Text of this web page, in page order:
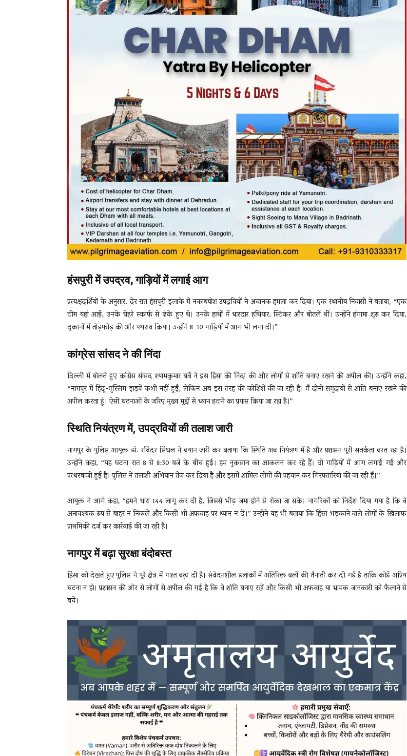
हंसपुरी में उपद्रव, गाड़ियों में लगाई आग
प्रत्यक्षदर्शियों के अनुसार, देर रात हंसपुरी इलाके में नकाबपोश उपद्रवियों ने अचानक हमला कर दिया। एक स्थानीय निवासी ने बताया, “एक
टीम यहां आई, उनके चेहरे स्कार्फ से ढंके हुए थे। उनके हाथों में धारदार हथियार, स्टिकर और बोतलें थीं। उन्होंने हंगामा शुरू कर दिया,
दुकानों में तोड़फोड़ की और पथराव किया। उन्होंने 8-10 गाड़ियों में आग भी लगा दी।”
कांग्रेस सांसद ने की निंदा
दिल्ली में बोलते हुए कांग्रेस सांसद श्यामकुमार बर्वे ने इस हिंसा की निंदा की और लोगों से शांति बनाए रखने की अपील की। उन्होंने कहा,
“नागपुर में हिंदू-मुस्लिम झड़पें कभी नहीं हुईं, लेकिन अब इस तरह की कोशिशें की जा रही हैं। मैं दोनों समुदायों से शांति बनाए रखने की
अपील करता हूं। ऐसी घटनाओं के जरिए मुख्य मुद्दों से ध्यान हटाने का प्रयास किया जा रहा है।”
स्थिति नियंत्रण में, उपद्रवियों की तलाश जारी
नागपुर के पुलिस आयुक्त डॉ. रविंदर सिंघल ने बयान जारी कर बताया कि स्थिति अब नियंत्रण में है और प्रशासन पूरी सतर्कता बरत रहा है।
उन्होंने कहा, “यह घटना रात 8 से 8:30 बजे के बीच हुई। हम नुकसान का आकलन कर रहे हैं। दो गाड़ियों में आग लगाई गई और
पत्थरबाजी हुई है। पुलिस ने तलाशी अभियान तेज कर दिया है और इसमें शामिल लोगों की पहचान कर गिरफ्तारियां की जा रही हैं।”
आयुक्त ने आगे कहा, “हमने धारा 144 लागू कर दी है, जिससे भीड़ जमा होने से रोका जा सके। नागरिकों को निर्देश दिया गया है कि वे
अनावश्यक रूप से बाहर न निकलें और किसी भी अफवाह पर ध्यान न दें।” उन्होंने यह भी बताया कि हिंसा भड़काने वाले लोगों के खिलाफ
प्राथमिकी दर्ज कर कार्रवाई की जा रही है।
नागपुर में बढ़ा सुरक्षा बंदोबस्त
हिंसा को देखते हुए पुलिस ने पूरे क्षेत्र में गश्त बढ़ा दी है। संवेदनशील इलाकों में अतिरिक्त बलों की तैनाती कर दी गई है ताकि कोई अप्रिय
घटना न हो। प्रशासन की ओर से लोगों से अपील की गई है कि वे शांति बनाए रखें और किसी भी अफवाह या भ्रामक जानकारी को फैलाने से
बचें।